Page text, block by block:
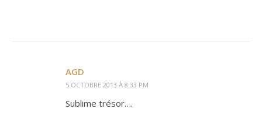
AGD
5 OCTOBRE 2013 À 8:33 PM
Sublime trésor….